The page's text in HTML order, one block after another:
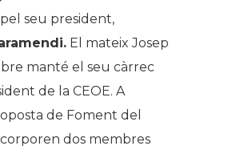
seu president,
El mateix Josep
manté el seu càrrec
de la CEOE. A
de Foment del
dos membres